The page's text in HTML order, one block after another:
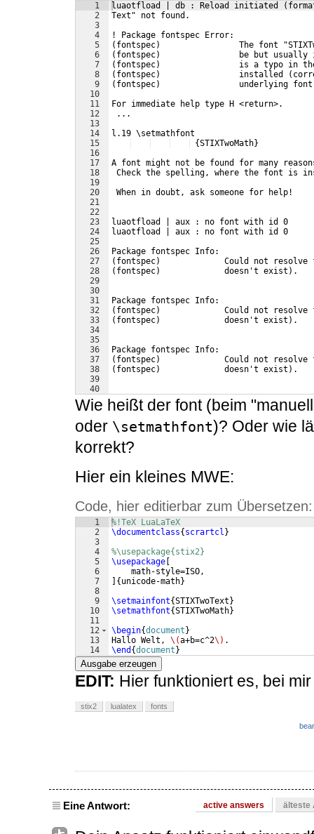
1
2
3
4
5
6
7
8
9
10
11
12
13
14
15
16
17
18
19
20
21
22
23
24
25
26
27
28
29
30
31
32
33
34
35
36
37
38
39
40
41
luaotfload | db : Reload initiated
Text" not found.
! Package fontspec Error:
(fontspec)                The font
(fontspec)                be but usually
(fontspec)                is a typo in
(fontspec)                installed
(fontspec)                underlying font
For immediate help type H <return>.
...
l.19 \setmathfont
{STIXTwoMath}
A font might not be found for many
Check the spelling, where the font is
When in doubt, ask someone for help!
luaotfload | aux : no font with id 0
luaotfload | aux : no font with id 0
Package fontspec Info:
(fontspec)             Could not resolve
(fontspec)             doesn't exist).
Package fontspec Info:
(fontspec)             Could not resolve
(fontspec)             doesn't exist).
Package fontspec Info:
(fontspec)             Could not resolve
(fontspec)             doesn't exist).
! Package fontspec Error:
Wie heißt der font (beim
oder \setmathfont)? Oder wie
korrekt?
Hier ein kleines MWE:
Code, hier editierbar zum Übersetzen:
1
2
3
4
5
6
7
8
9
10
11
12
13
14
%!TeX LuaLaTeX
\documentclass{ scrartcl }
%\usepackage{stix2}
\usepackage
    math-style=ISO,
{ unicode-math}
\setmainfont{STIXTwoText }
\setmathfont{STIXTwoMath}
\begin{document }
Hallo Welt, \(a+b=c^2\) .
\end {document }
Ausgabe erzeugen
EDIT: Hier funktioniert es, bei
stix2 lualatex fonts
Eine Antwort: active answers älteste